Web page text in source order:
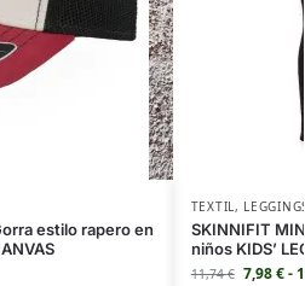
estilo rapero en
TEXTIL,
SKINNIFIT
niños KIDS’
11,74€ 7,98€-